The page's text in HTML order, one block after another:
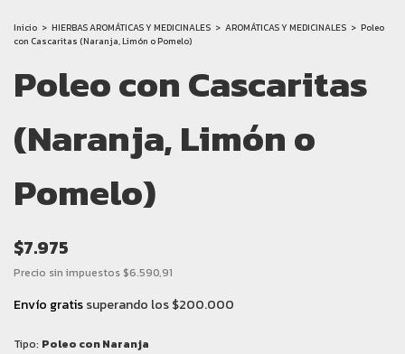
Inicio > HIERBAS AROMÁTICAS Y MEDICINALES > AROMÁTICAS Y MEDICINALES > Poleo
con Cascaritas (Naranja, Limón o Pomelo)
Poleo con Cascaritas
(Naranja, Limón o
Pomelo)
$7.975
Precio sin impuestos $6.590,91
Envío gratissuperando los$200.000
Tipo: Poleo con Naranja